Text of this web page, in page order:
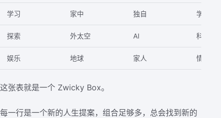
学习 家中 独自 学习新
探索 外太空 AI 科技突
娱乐 地球 家人 情感连
这张表就是一个 Zwicky Box。
每一行是一个新的人生提案，组合足够多，总会找到新的